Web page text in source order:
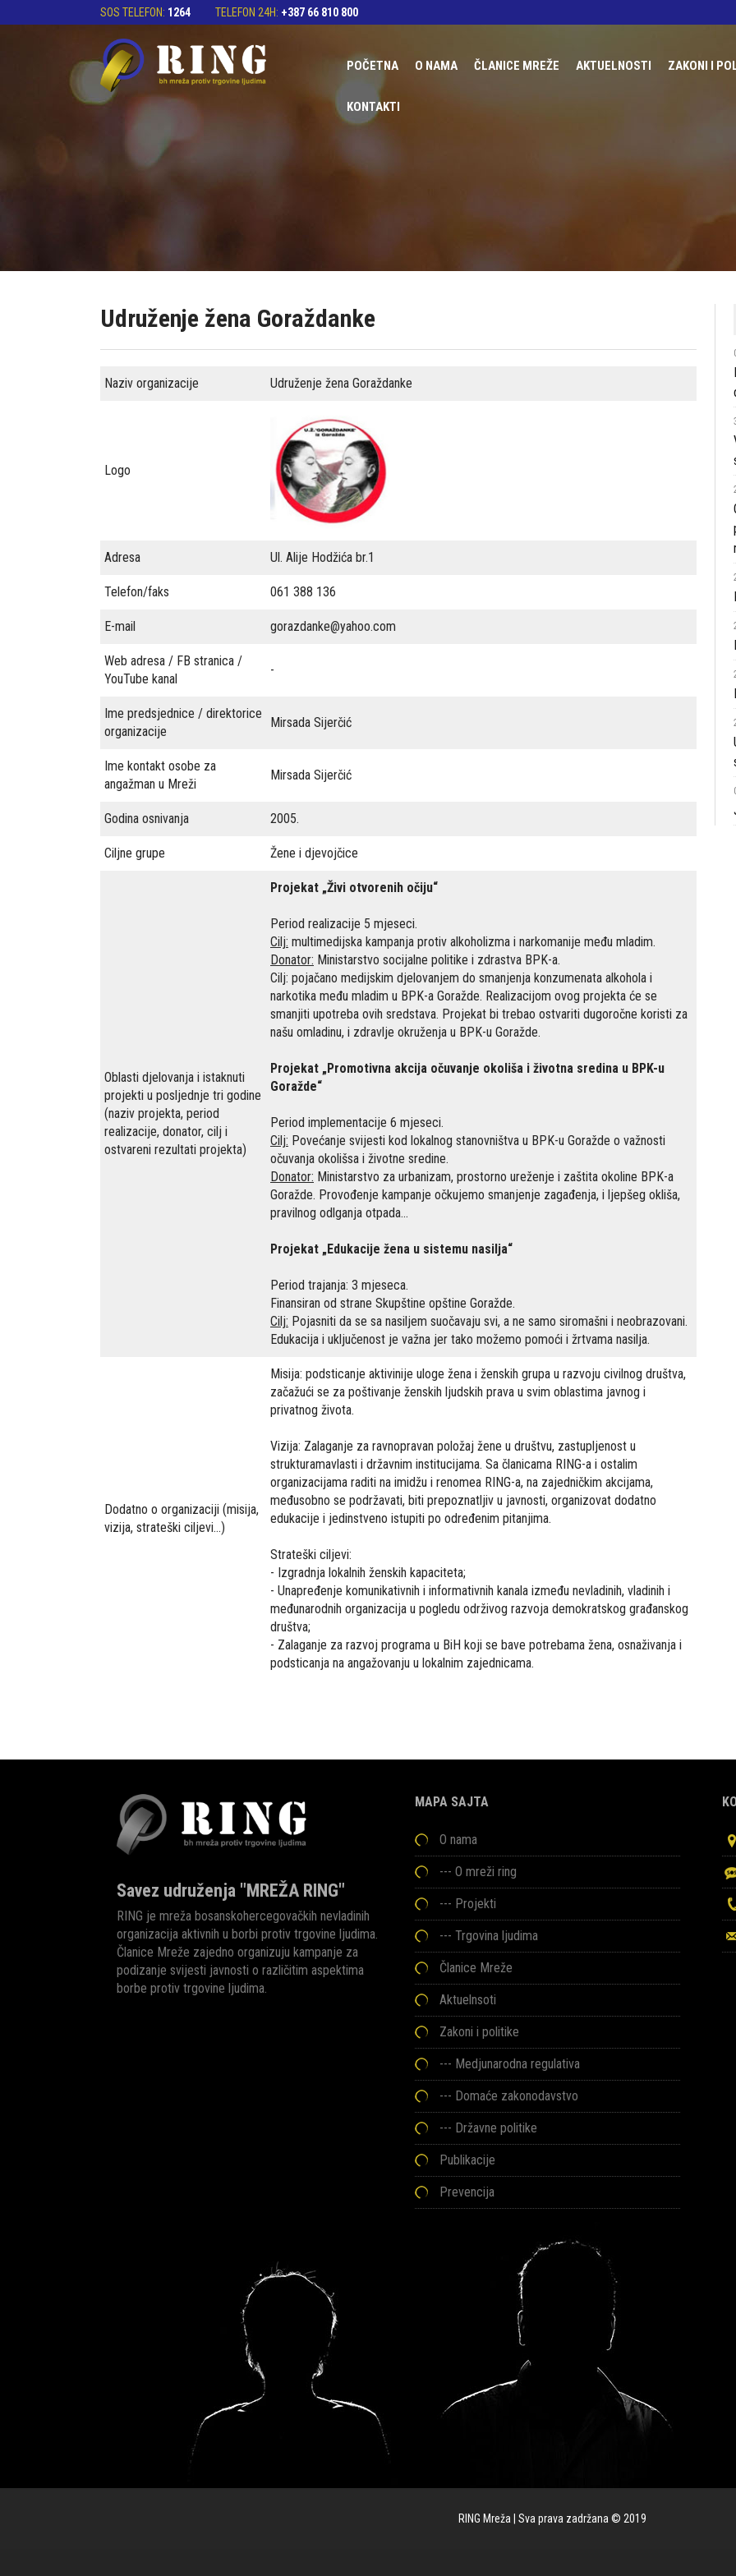
SOS TELEFON: 1264 TELEFON 24H: +387 66 810 800
POČETNA О NAMA ČLANICE MREŽE
UDRUŽENJE AKTIVNIH ŽENA GENDER
AKTUELNOSTI ZAKONI I
KONTAKTI
Udruženje žena Goraždanke
Naziv organizacije Udruženje žena Goraždanke
Logo
Adresa Ul. Alije Hodžića br.1
Telefon/faks 061 388 136
E-mail gorazdanke@yahoo.com
Web adresa / FB stranica /
YouTube kanal
-
Ime predsjednice / direktorice
organizacije
Mirsada Sijerčić
Ime kontakt osobe za
angažman u Mreži
Mirsada Sijerčić
Godina osnivanja 2005.
Ciljne grupe Žene i djevojčice
Oblasti djelovanja i istaknuti
projekti u posljednje tri godine
(naziv projekta, period
realizacije, donator, cilj i
ostvareni rezultati projekta)
Projekat „Živi otvorenih očiju“
Period realizacije 5 mjeseci.
Cilj: multimedijska kampanja protiv alkoholizma i narkomanije među mladim.
Donator: Ministarstvo socijalne politike i zdrastva BPK-a.
Cilj: pojačano medijskim djelovanjem do smanjenja konzumenata alkohola i
narkotika među mladim u BPK-a Goražde. Realizacijom ovog projekta će se
smanjiti upotreba ovih sredstava. Projekat bi trebao ostvariti dugoročne koristi za
našu omladinu, i zdravlje okruženja u BPK-u Goražde.
Projekat „Promotivna akcija očuvanje okoliša i životna sredina u BPK-u
Goražde“
Period implementacije 6 mjeseci.
Cilj: Povećanje svijesti kod lokalnog stanovništva u BPK-u Goražde o važnosti
očuvanja okolišsa i životne sredine.
Donator: Ministarstvo za urbanizam, prostorno ureženje i zaštita okoline BPK-a
Goražde. Provođenje kampanje očkujemo smanjenje zagađenja, i ljepšeg okliša,
pravilnog odlganja otpada...
Projekat „Edukacije žena u sistemu nasilja“
Period trajanja: 3 mjeseca.
Finansiran od strane Skupštine opštine Goražde.
Cilj: Pojasniti da se sa nasiljem suočavaju svi, a ne samo siromašni i neobrazovani.
Edukacija i uključenost je važna jer tako možemo pomoći i žrtvama nasilja.
Dodatno o organizaciji (misija,
vizija, strateški ciljevi...)
Misija: podsticanje aktivinije uloge žena i ženskih grupa u razvoju civilnog društva,
začažući se za poštivanje ženskih ljudskih prava u svim oblastima javnog i
privatnog života.
Vizija: Zalaganje za ravnopravan položaj žene u društvu, zastupljenost u
strukturamavlasti i državnim institucijama. Sa članicama RING-a i ostalim
organizacijama raditi na imidžu i renomea RING-a, na zajedničkim akcijama,
međusobno se podržavati, biti prepoznatljiv u javnosti, organizovat dodatno
edukacije i jedinstveno istupiti po određenim pitanjima.
Strateški ciljevi:
- Izgradnja lokalnih ženskih kapaciteta;
- Unapređenje komunikativnih i informativnih kanala između nevladinih, vladinih i
međunarodnih organizacija u pogledu održivog razvoja demokratskog građanskog
društva;
- Zalaganje za razvoj programa u BiH koji se bave potrebama žena, osnaživanja i
podsticanja na angažovanju u lokalnim zajednicama.
Savez udruženja "MREŽA RING"
RING je mreža bosanskohercegovačkih nevladinih
organizacija aktivnih u borbi protiv trgovine ljudima.
Članice Mreže zajedno organizuju kampanje za
podizanje svijesti javnosti o različitim aspektima
borbe protiv trgovine ljudima.
MAPA SAJTA
O nama
--- O mreži ring
--- Projekti
--- Trgovina ljudima
Članice Mreže
Aktuelnsoti
Zakoni i politike
--- Medjunarodna regulativa
--- Domaće zakonodavstvo
--- Državne politike
Publikacije
Prevencija
RING Mreža | Sva prava zadržana © 2019